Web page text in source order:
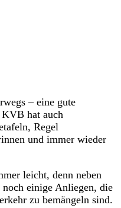
– eine gute
hat auch
Regel
und immer wieder
leicht, denn neben
einige Anliegen, die
zu bemängeln sind.